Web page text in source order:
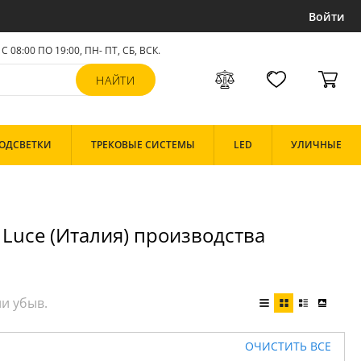
Войти
С 08:00 ПО 19:00, ПН- ПТ, СБ, ВСК.
ТРЕКОВЫЕ СИСТЕМЫ LED УЛИЧНЫЕ
(Италия) производства
ОЧИСТИТЬ ВСЕ